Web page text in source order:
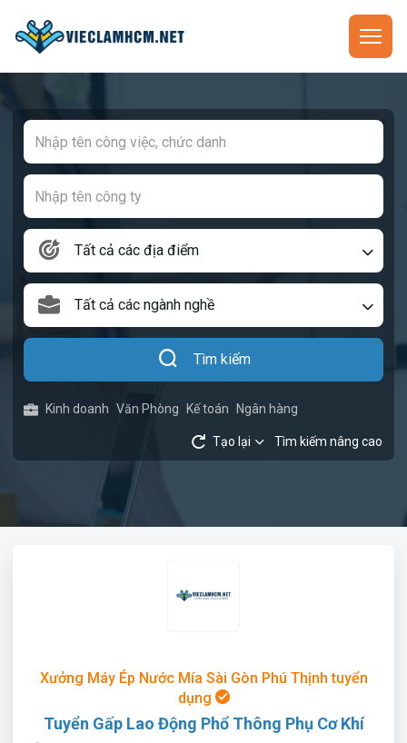
Tất cả các địa điểm
Tất cả các ngành nghề
Tìm kiếm
Kinh doanh Văn Phòng Kế toán Ngân hàng
Tạo lại Tìm kiếm nâng cao
Xưởng Máy Ép Nước Mía Sài Gòn Phú Thịnh tuyển
dụng
Tuyển Gấp Lao Động Phổ Thông Phụ Cơ Khí